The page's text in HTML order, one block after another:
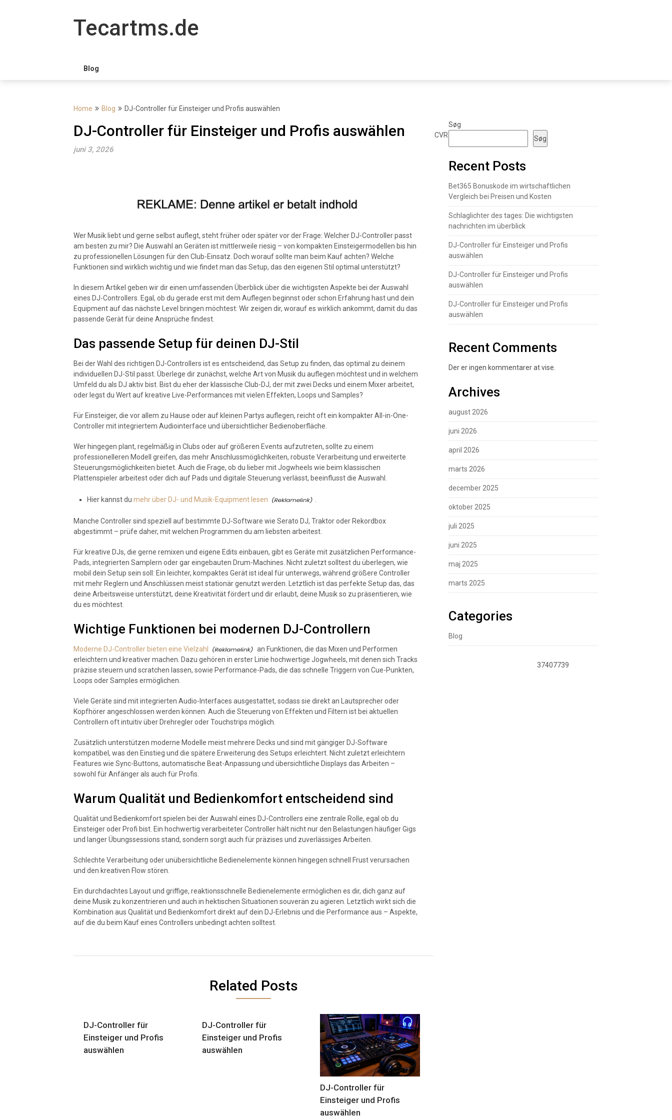
Tecartms.de
Blog
Home Blog DJ-Controller für Einsteiger und Profis auswählen
DJ-Controller für Einsteiger und Profis auswählen
juni 3, 2026
Wer Musik liebt und gerne selbst auflegt, steht früher oder später vor der Frage: Welcher DJ-Controller passt
am besten zu mir? Die Auswahl an Geräten ist mittlerweile riesig – von kompakten Einsteigermodellen bis hin
zu professionellen Lösungen für den Club-Einsatz. Doch worauf sollte man beim Kauf achten? Welche
Funktionen sind wirklich wichtig und wie findet man das Setup, das den eigenen Stil optimal unterstützt?
In diesem Artikel geben wir dir einen umfassenden Überblick über die wichtigsten Aspekte bei der Auswahl
eines DJ-Controllers. Egal, ob du gerade erst mit dem Auflegen beginnst oder schon Erfahrung hast und dein
Equipment auf das nächste Level bringen möchtest: Wir zeigen dir, worauf es wirklich ankommt, damit du das
passende Gerät für deine Ansprüche findest.
Das passende Setup für deinen DJ-Stil
Bei der Wahl des richtigen DJ-Controllers ist es entscheidend, das Setup zu finden, das optimal zu deinem
individuellen DJ-Stil passt. Überlege dir zunächst, welche Art von Musik du auflegen möchtest und in welchem
Umfeld du als DJ aktiv bist. Bist du eher der klassische Club-DJ, der mit zwei Decks und einem Mixer arbeitet,
oder legst du Wert auf kreative Live-Performances mit vielen Effekten, Loops und Samples?
Für Einsteiger, die vor allem zu Hause oder auf kleinen Partys auflegen, reicht oft ein kompakter All-in-One-
Controller mit integriertem Audiointerface und übersichtlicher Bedienoberfläche.
Wer hingegen plant, regelmäßig in Clubs oder auf größeren Events aufzutreten, sollte zu einem
professionelleren Modell greifen, das mehr Anschlussmöglichkeiten, robuste Verarbeitung und erweiterte
Steuerungsmöglichkeiten bietet. Auch die Frage, ob du lieber mit Jogwheels wie beim klassischen
Plattenspieler arbeitest oder dich auf Pads und digitale Steuerung verlässt, beeinflusst die Auswahl.
Hier kannst du mehr über DJ- und Musik-Equipment lesen
Manche Controller sind speziell auf bestimmte DJ-Software wie Serato DJ, Traktor oder Rekordbox
abgestimmt – prüfe daher, mit welchen Programmen du am liebsten arbeitest.
Für kreative DJs, die gerne remixen und eigene Edits einbauen, gibt es Geräte mit zusätzlichen Performance-
Pads, integrierten Samplern oder gar eingebauten Drum-Machines. Nicht zuletzt solltest du überlegen, wie
mobil dein Setup sein soll: Ein leichter, kompaktes Gerät ist ideal für unterwegs, während größere Controller
mit mehr Reglern und Anschlüssen meist stationär genutzt werden. Letztlich ist das perfekte Setup das, das
deine Arbeitsweise unterstützt, deine Kreativität fördert und dir erlaubt, deine Musik so zu präsentieren, wie
du es möchtest.
Wichtige Funktionen bei modernen DJ-Controllern
Moderne DJ-Controller bieten eine Vielzahl
an Funktionen, die das Mixen und Performen
erleichtern und kreativer machen. Dazu gehören in erster Linie hochwertige Jogwheels, mit denen sich Tracks
präzise steuern und scratchen lassen, sowie Performance-Pads, die das schnelle Triggern von Cue-Punkten,
Loops oder Samples ermöglichen.
Viele Geräte sind mit integrierten Audio-Interfaces ausgestattet, sodass sie direkt an Lautsprecher oder
Kopfhörer angeschlossen werden können. Auch die Steuerung von Effekten und Filtern ist bei aktuellen
Controllern oft intuitiv über Drehregler oder Touchstrips möglich.
Zusätzlich unterstützen moderne Modelle meist mehrere Decks und sind mit gängiger DJ-Software
kompatibel, was den Einstieg und die spätere Erweiterung des Setups erleichtert. Nicht zuletzt erleichtern
Features wie Sync-Buttons, automatische Beat-Anpassung und übersichtliche Displays das Arbeiten –
sowohl für Anfänger als auch für Profis.
Warum Qualität und Bedienkomfort entscheidend sind
Qualität und Bedienkomfort spielen bei der Auswahl eines DJ-Controllers eine zentrale Rolle, egal ob du
Einsteiger oder Profi bist. Ein hochwertig verarbeiteter Controller hält nicht nur den Belastungen häufiger Gigs
und langer Übungssessions stand, sondern sorgt auch für präzises und zuverlässiges Arbeiten.
Schlechte Verarbeitung oder unübersichtliche Bedienelemente können hingegen schnell Frust verursachen
und den kreativen Flow stören.
Ein durchdachtes Layout und griffige, reaktionsschnelle Bedienelemente ermöglichen es dir, dich ganz auf
deine Musik zu konzentrieren und auch in hektischen Situationen souverän zu agieren. Letztlich wirkt sich die
Kombination aus Qualität und Bedienkomfort direkt auf dein DJ-Erlebnis und die Performance aus – Aspekte,
auf die du beim Kauf eines Controllers unbedingt achten solltest.
Related Posts
DJ-Controller für
Einsteiger und Profis
auswählen
DJ-Controller für
Einsteiger und Profis
auswählen
DJ-Controller für
Einsteiger und Profis
auswählen
Søg
Søg
Recent Posts
Bet365 Bonuskode im wirtschaftlichen
Vergleich bei Preisen und Kosten
Schlaglichter des tages: Die wichtigsten
nachrichten im überblick
DJ-Controller für Einsteiger und Profis
auswählen
DJ-Controller für Einsteiger und Profis
auswählen
DJ-Controller für Einsteiger und Profis
auswählen
Recent Comments
Der er ingen kommentarer at vise.
Archives
august 2026
juni 2026
april 2026
marts 2026
december 2025
oktober 2025
juli 2025
juni 2025
maj 2025
marts 2025
Categories
Blog
CVR
37407739